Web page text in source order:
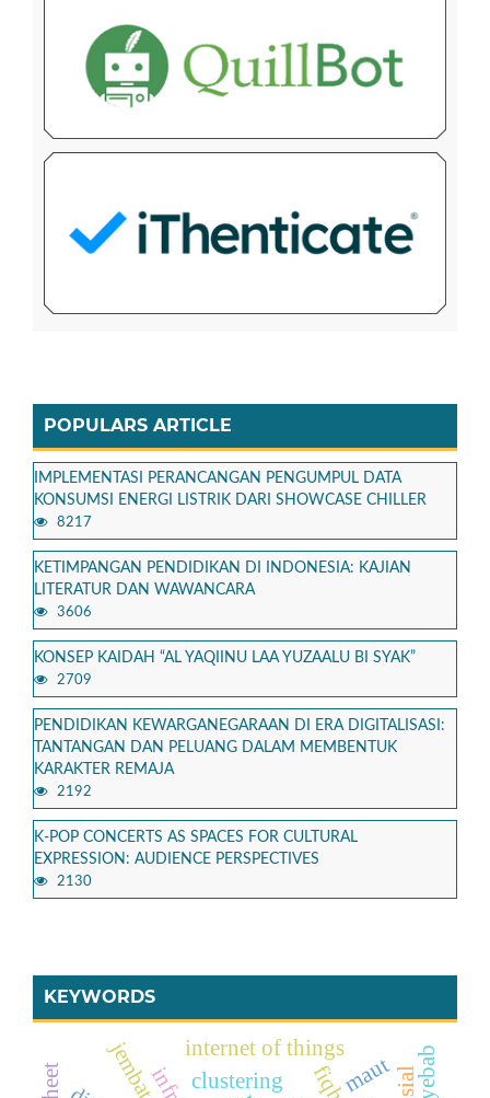
POPULARS ARTICLE
IMPLEMENTASI PERANCANGAN PENGUMPUL DATA
KONSUMSI ENERGI LISTRIK DARI SHOWCASE CHILLER
8217
KETIMPANGAN PENDIDIKAN DI INDONESIA: KAJIAN
LITERATUR DAN WAWANCARA
3606
KONSEP KAIDAH “AL YAQIINU LAA YUZAALU BI SYAK”
2709
PENDIDIKAN KEWARGANEGARAAN DI ERA DIGITALISASI:
TANTANGAN DAN PELUANG DALAM MEMBENTUK
KARAKTER REMAJA
2192
K-POP CONCERTS AS SPACES FOR CULTURAL
EXPRESSION: AUDIENCE PERSPECTIVES
2130
KEYWORDS
clustering
internet of things
jembatan maut